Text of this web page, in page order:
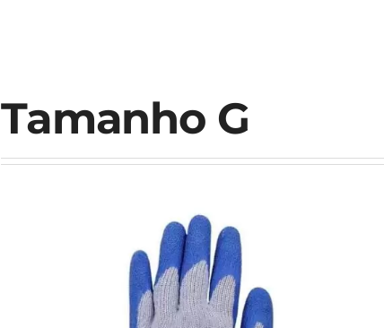
Tamanho G